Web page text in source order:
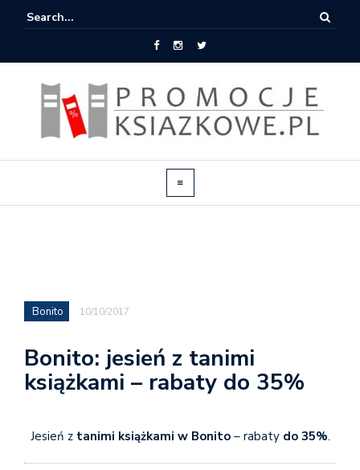
Bonito 10/10/2017
Bonito: jesień z tanimi
książkami – rabaty do 35%
Jesień ztanimi książkami w Bonito– rabaty do 35%.